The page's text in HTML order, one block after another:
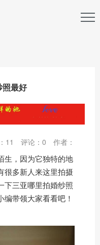
照最好
11 评论： 0 作者：
生，因为它独特的地
很多新人来这里拍摄
下三亚哪里拍婚纱照
带领大家看看吧！